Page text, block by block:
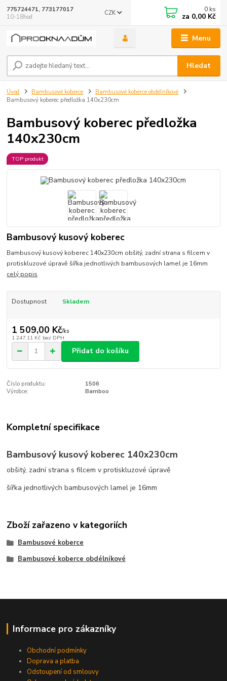
Menu
CZK
Hledat
775724471, 773177017
10-18hod
0 ks
za 0,00 Kč
Úvod Bambusové koberce
Bambusové koberce obdélníkové
Bambusový koberec předložka 140x230cm
Bambusový koberec předložka
140x230cm
TOP produkt
Bambusový kusový koberec
Bambusový kusový koberec 140x230cm obšitý, zadní strana s filcem v
protiskluzové úpravě šířka jednotlivých bambusových lamel je 16mm
celý popis
Dostupnost Skladem
1 509,00 Kč/ks
1 247,11 Kč bez DPH
Přidat do košíku
Číslo produktu:
1506
Výrobce:
Bamboo
Kompletní specifikace
Bambusový kusový koberec 140x230cm
obšitý, zadní strana s filcem v protiskluzové úpravě
šířka jednotlivých bambusových lamel je 16mm
Zboží zařazeno v kategoriích
Bambusové koberce
Bambusové koberce obdélníkové
Informace pro zákazníky
Obchodní podmínky
Doprava a platba
Odstoupení od smlouvy